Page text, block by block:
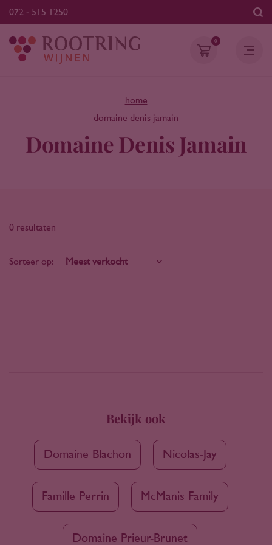
072 - 515 1250
0
home
domaine denis jamain
Domaine Denis Jamain
0 resultaten
Sorteer op:
Bekijk ook
Domaine Blachon Nicolas-Jay
Famille Perrin McManis Family
Domaine Prieur-Brunet